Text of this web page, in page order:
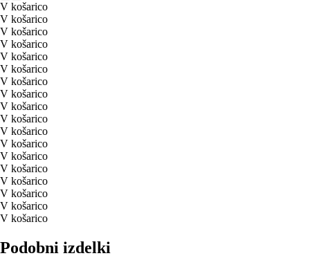
V košarico
V košarico
V košarico
V košarico
V košarico
V košarico
V košarico
V košarico
V košarico
V košarico
V košarico
V košarico
V košarico
V košarico
V košarico
V košarico
V košarico
V košarico
Podobni izdelki